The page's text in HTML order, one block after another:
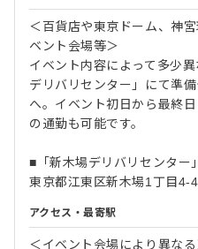
＜百貨店や東京ドーム、神
ベント会場等＞
イベント内容によって多少
デリバリセンター」にて準
へ。イベント初日から最終
の通勤も可能です。
■「新木場デリバリセンター」
東京都江東区新木場1丁目4-4
アクセス・最寄駅
＜イベント会場により異なる